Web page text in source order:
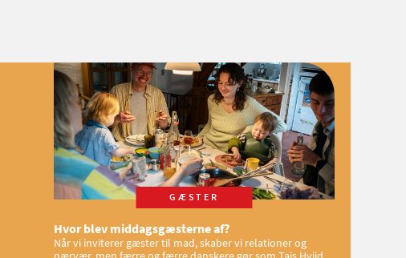
GÆSTER
Hvor blev middagsgæsterne af?
Når vi inviterer gæster til mad, skaber vi relationer og